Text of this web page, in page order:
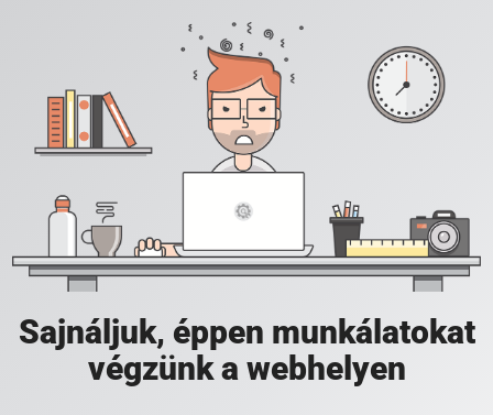
Sajnáljuk, éppen munkálatokat
végzünk a webhelyen